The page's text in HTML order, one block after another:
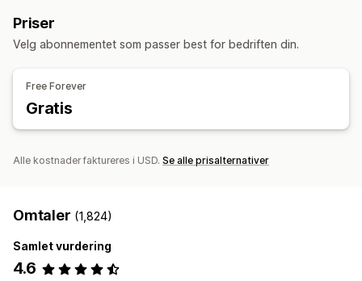
Markedsføring og salg
ROAS
Kjøpssporing
Forlatt handlekurv
Visuelt og rapporter
Samtykke av personvernforordningen
Priser
Velg abonnementet som passer best for bedriften din.
Free Forever
Gratis
Alle kostnader faktureres i USD. Se alle prisalternativer
Omtaler (1,824)
Samlet vurdering
4.6